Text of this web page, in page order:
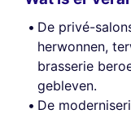
De privé-
herwonnen,
brasserie
gebleven.
De